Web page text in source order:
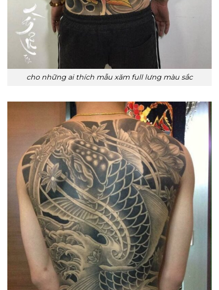
cho những ai thích mẫu xăm full lưng màu sắc